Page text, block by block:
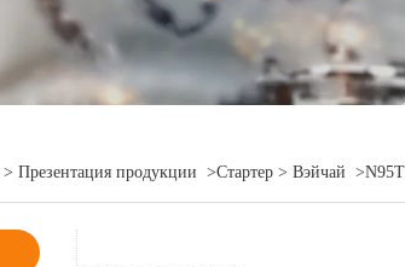
> Презентация продукции >Стартер > Вэйчай